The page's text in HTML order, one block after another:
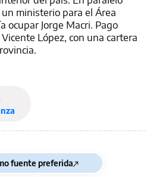
ministerio para el Área
Jorge Macri. Pago
López, con una cartera
fuente preferida